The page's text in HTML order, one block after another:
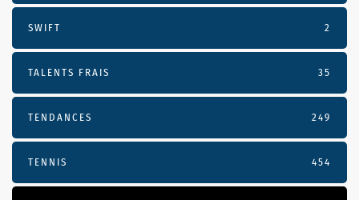
SWIFT 2
TALENTS FRAIS 35
TENDANCES 249
TENNIS 454